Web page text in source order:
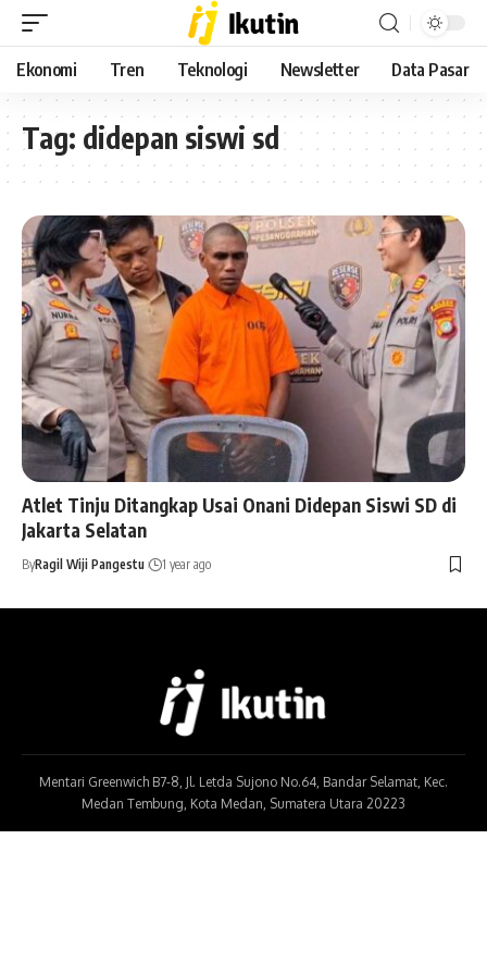
Ekonomi Tren Teknologi Newsletter Data Pasar
Tag: didepan siswi sd
Atlet Tinju Ditangkap Usai Onani Didepan Siswi SD di
Jakarta Selatan
ByRagil Wiji Pangestu 1 year ago
Mentari Greenwich B7-8, Jl. Letda Sujono No.64, Bandar Selamat, Kec.
Medan Tembung, Kota Medan, Sumatera Utara 20223